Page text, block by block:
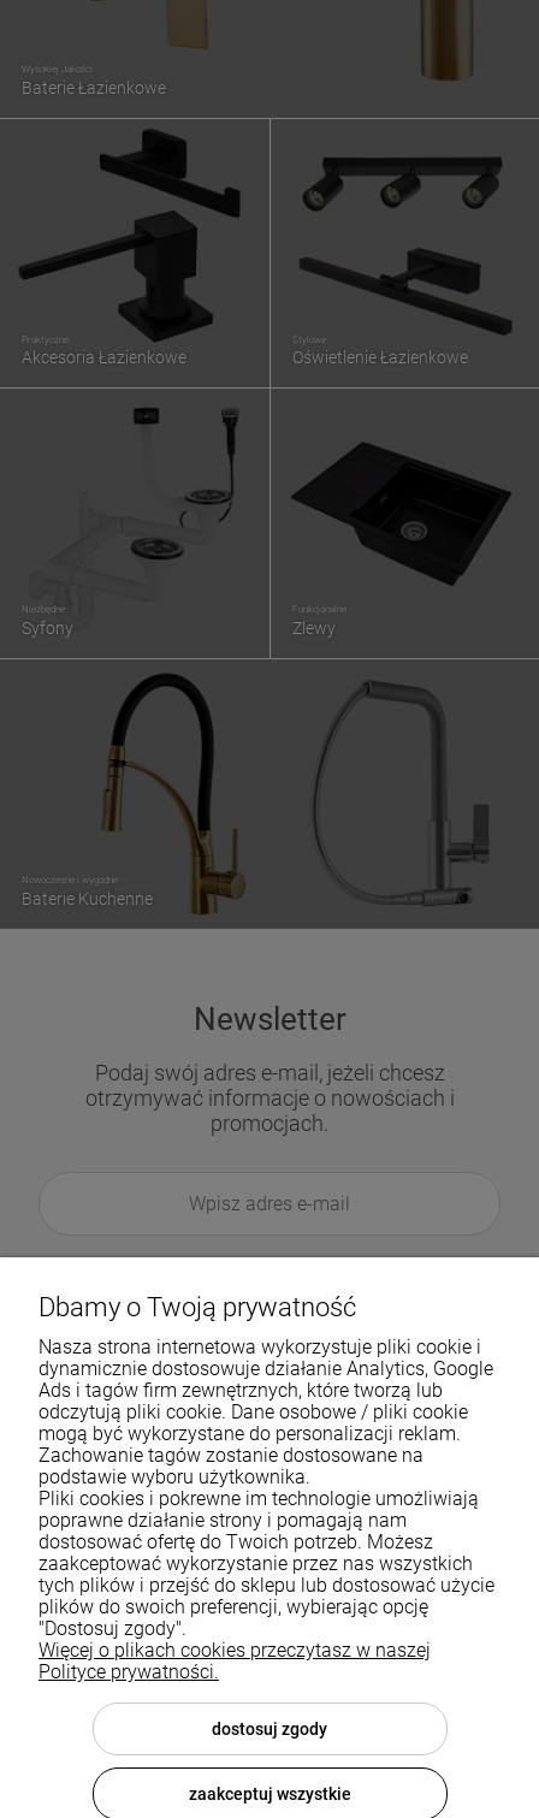
Wysokiej Jakości
Baterie Łazienkowe
Praktyczne
Akcesoria Łazienkowe
Stylowe
Oświetlenie Łazienkowe
Nowoczesne i wygodne
Baterie Kuchenne
Niezbędne
Syfony
Funkcjonalne
Zlewy
Newsletter
Podaj swój adres e-mail, jeżeli chcesz
otrzymywać informacje o nowościach i
promocjach.
Pomoc
Moje konto
Płatności i dostawa
Informacje
Dbamy o Twoją prywatność
Nasza strona internetowa wykorzystuje pliki cookie i
dynamicznie dostosowuje działanie Analytics, Google
Ads i tagów firm zewnętrznych, które tworzą lub
odczytują pliki cookie. Dane osobowe / pliki cookie
mogą być wykorzystane do personalizacji reklam.
Zachowanie tagów zostanie dostosowane na
podstawie wyboru użytkownika.
Pliki cookies i pokrewne im technologie umożliwiają
poprawne działanie strony i pomagają nam
dostosować ofertę do Twoich potrzeb. Możesz
zaakceptować wykorzystanie przez nas wszystkich
tych plików i przejść do sklepu lub dostosować użycie
plików do swoich preferencji, wybierając opcję
"Dostosuj zgody".
Więcej o plikach cookies przeczytasz w naszej
Polityce prywatności.
dostosuj zgody
zaakceptuj wszystkie